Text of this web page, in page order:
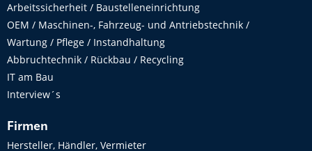
Arbeitssicherheit / Baustelleneinrichtung
OEM / Maschinen-, Fahrzeug- und Antriebstechnik /
Wartung / Pflege / Instandhaltung
Abbruchtechnik / Rückbau / Recycling
IT am Bau
Interview´s
Firmen
Hersteller, Händler, Vermieter